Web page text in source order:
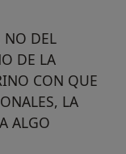
NO DEL
DE LA
CON QUE
LA
ALGO